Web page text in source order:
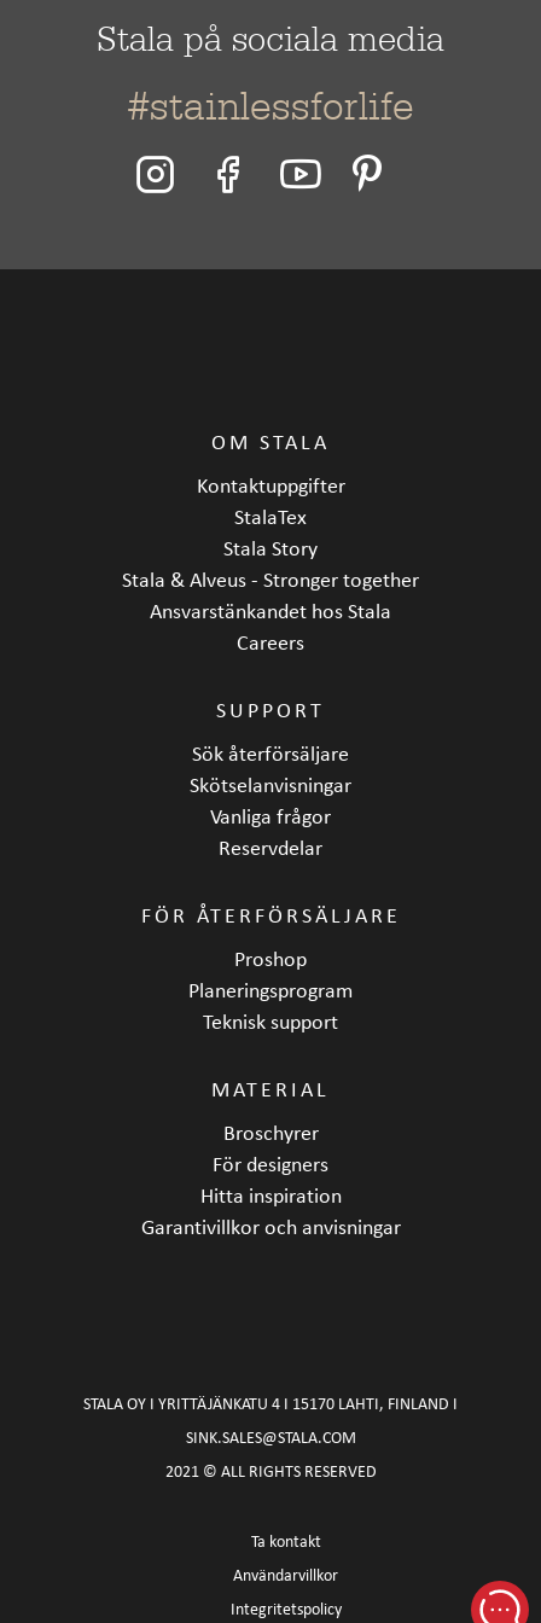
Stala på sociala media
#stainlessforlife
OM STALA
Kontaktuppgifter
StalaTex
Stala Story
Stala & Alveus - Stronger together
Ansvarstänkandet hos Stala
Careers
SUPPORT
Sök återförsäljare
Skötselanvisningar
Vanliga frågor
Reservdelar
FÖR ÅTERFÖRSÄLJARE
Proshop
Planeringsprogram
Teknisk support
MATERIAL
Broschyrer
För designers
Hitta inspiration
Garantivillkor och anvisningar
Ta kontakt
Användarvillkor
Integritetspolicy
STALA OY I YRITTÄJÄNKATU 4 I 15170 LAHTI, FINLAND I
SINK.SALES@STALA.COM
2021 © ALL RIGHTS RESERVED